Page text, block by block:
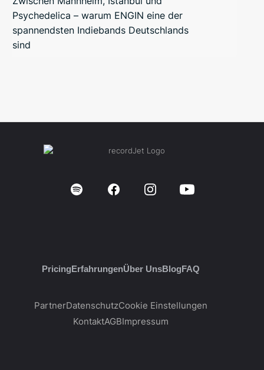
Psychedelica – warum ENGIN eine der
spannendsten Indiebands Deutschlands
sind
PricingErfahrungenÜber UnsBlogFAQ
PartnerDatenschutzCookie Einstellungen
KontaktAGBImpressum